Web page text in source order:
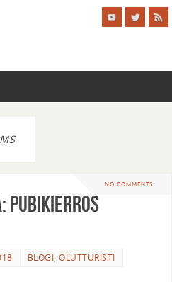
NO COMMENTS
pubikierros
BLOGI,OLUTTURISTI